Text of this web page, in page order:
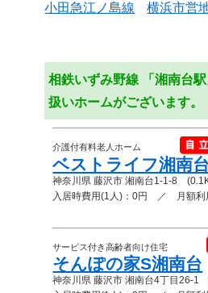
小田急江ノ島線 横浜市営
相鉄いずみ野線 「湘南台
扱いホームがございます。
介護付有料老人ホーム
ベストライフ湘南台
神奈川県 藤沢市 湘南台1-1-8
入居時費用(1人)：0円 ／ 月額利
サービス付き高齢者向け住宅
そんぽの家S湘南台
神奈川県 藤沢市 湘南台4丁目26-1